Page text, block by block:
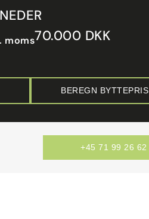
moms70.000 DKK
BEREGN BYTTEPRIS
+45 71 99 26 62